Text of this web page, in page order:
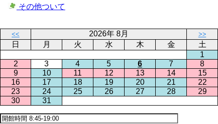
その他ついて
<< 2026年 8月 >>
日 月 火 水 木 金
土
1
2
3 4 5 6 7
8
9
10 11 12 13 14
15
16
17 18 19 20 21
22
23
24 25 26 27 28
29
30
31